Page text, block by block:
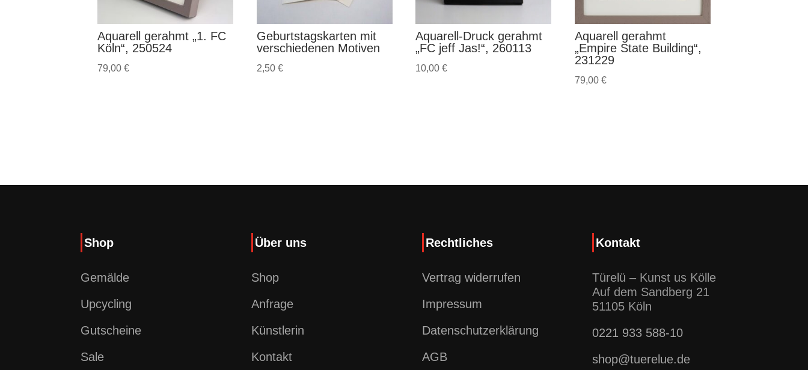
Aquarell gerahmt „1. FC
Köln“, 250524
79,00 €
Geburtstagskarten mit
verschiedenen Motiven
2,50 €
Aquarell-Druck gerahmt
„FC jeff Jas!“, 260113
10,00€
Aquarell gerahmt
„Empire State Building“,
231229
79,00€
Shop
Gemälde
Upcycling
Gutscheine
Sale
Über uns
Shop
Anfrage
Künstlerin
Kontakt
Rechtliches
Vertrag widerrufen
Impressum
Datenschutzerklärung
AGB
Kontakt
Türelü – Kunst us Kölle
Auf dem Sandberg 21
51105 Köln
0221 933 588-10
shop@tuerelue.de